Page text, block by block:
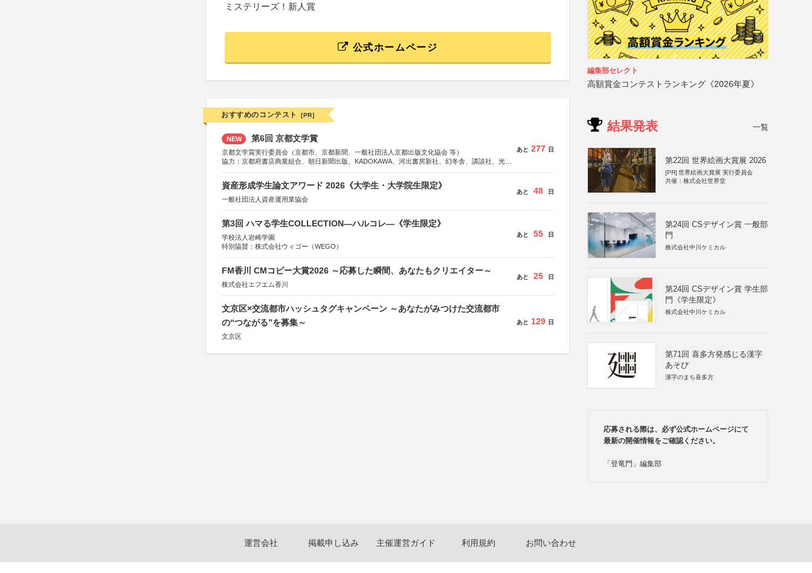
ミステリーズ！新人賞
公式ホームページ
おすすめのコンテスト [PR]
NEW 第6回 京都文学賞
京都文学賞実行委員会（京都市、京都新聞、一般社団法人京都出版文化協会 等）
協力：京都府書店商業組合、朝日新聞出版、KADOKAWA、河出書房新社、幻冬舎、講談社、光文
研究所、双葉社、文藝春秋、ポプラ社、毎日新聞出版
あと 277 日
資産形成学生論文アワード 2026《大学生・大学院生限定》
一般社団法人資産運用業協会
あと 48 日
第3回 ハマる学生COLLECTION―ハルコレ―《学生限定》
学校法人岩崎学園
特別協賛：株式会社ウィゴー（WEGO）
あと 55 日
FM香川 CMコピー大賞2026 ～応募した瞬間、あなたもクリエイター～
株式会社エフエム香川
あと 25 日
文京区×交流都市ハッシュタグキャンペーン ～あなたがみつけた交流都市
の“つながる”を募集～
文京区
あと 129 日
編集部セレクト
高額賞金コンテストランキング《2026年夏》
結果発表 一覧
第22回 世界絵画大賞展 2026
[PR] 世界絵画大賞展 実行委員会
共催：株式会社世界堂
第24回 CSデザイン賞 一般部
門
株式会社中川ケミカル
第24回 CSデザイン賞 学生部
門《学生限定》
株式会社中川ケミカル
第71回 喜多方発感じる漢字
あそび
漢字のまち喜多方
応募される際は、必ず公式ホームページにて
最新の開催情報をご確認ください。
「登竜門」編集部
運営会社 掲載申し込み 主催運営ガイド 利用規約 お問い合わせ